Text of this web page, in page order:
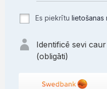
Es piekrītu lietošanas
Identificē sevi
(obligāti)